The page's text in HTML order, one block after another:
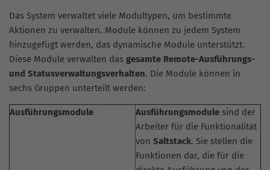
Das System verwaltet viele Modultypen, um bestimmte
Aktionen zu verwalten. Module können zu jedem System
hinzugefügt werden, das dynamische Module unterstützt.
Diese Module verwalten das gesamte Remote-Ausführungs-
und Statusverwaltungsverhalten. Die Module können in
sechs Gruppen unterteilt werden:
Ausführungsmodule Ausführungsmodule sind der
Arbeiter für die Funktionalität
von Saltstack. Sie stellen die
Funktionen dar, die für die